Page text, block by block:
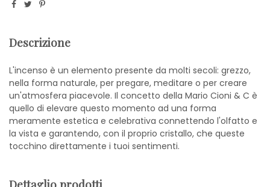
Descrizione
L'incenso è un elemento presente da molti secoli: grezzo,
nella forma naturale, per pregare, meditare o per creare
un'atmosfera piacevole. Il concetto della Mario Cioni & C è
quello di elevare questo momento ad una forma
meramente estetica e celebrativa connettendo l'olfatto e
la vista e garantendo, con il proprio cristallo, che queste
tocchino direttamente i tuoi sentimenti.